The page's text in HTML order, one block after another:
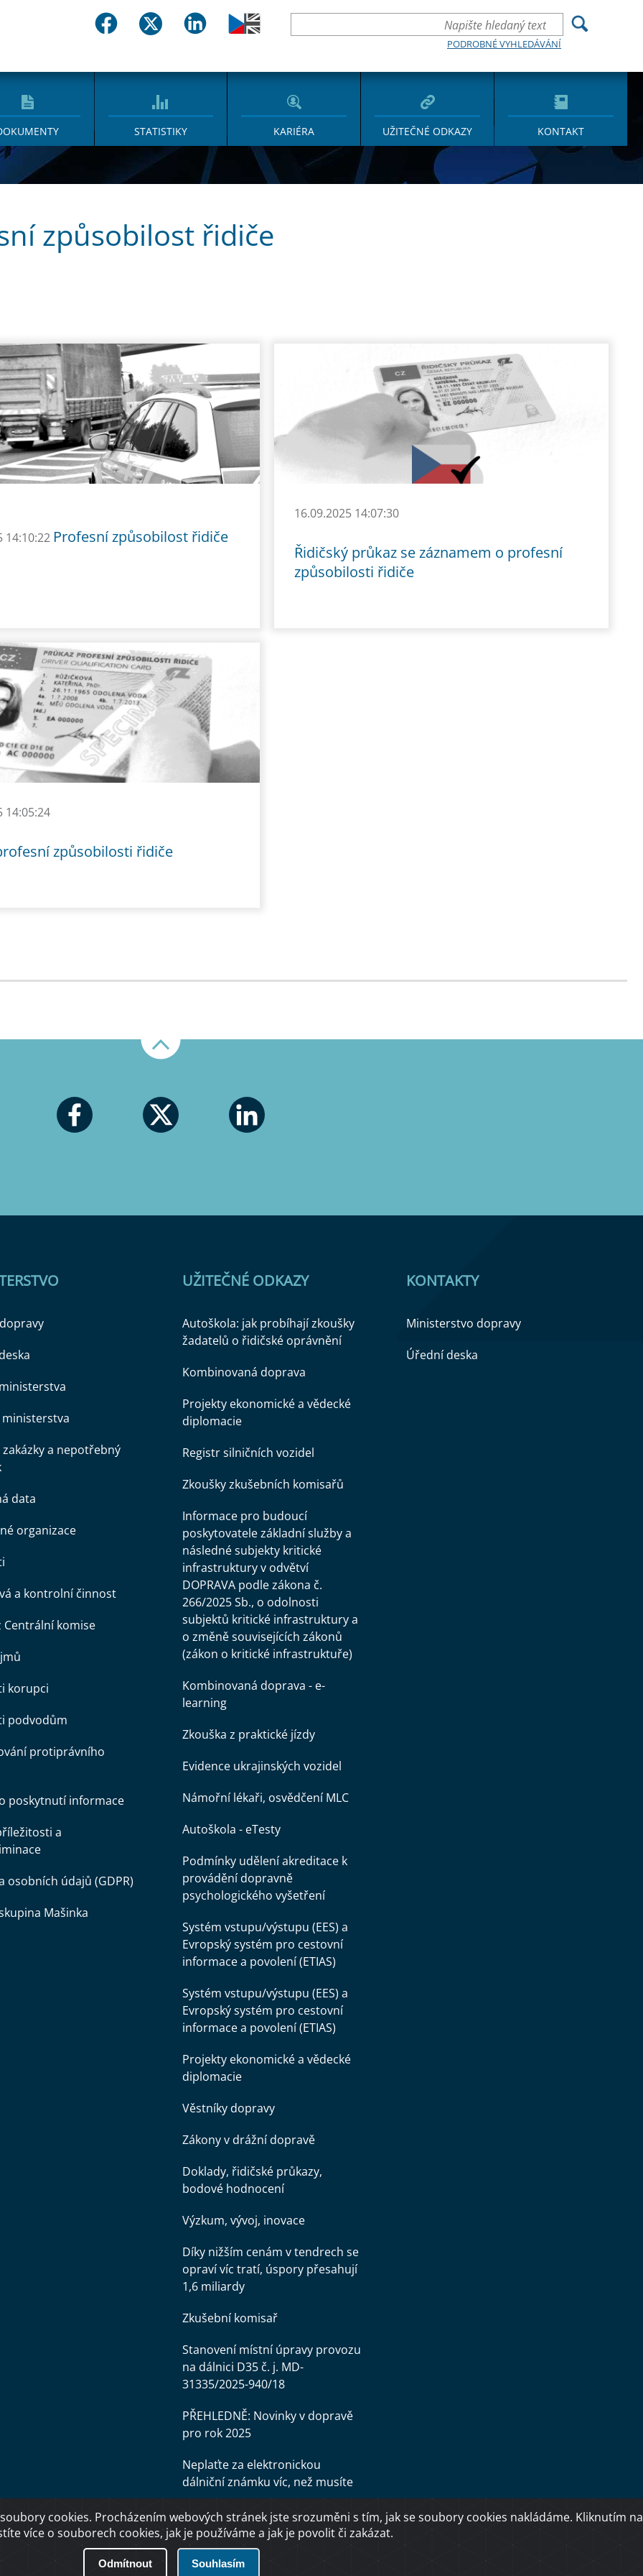
PODROBNÉ VYHLEDÁVÁNÍ
STATISTIKY KARIÉRA UŽITEČNÉ ODKAZY KONTAKT
způsobilost řidiče
14:10:22 Profesní způsobilost řidiče
16.09.2025 14:07:30
Řidičský průkaz se záznamem o profesní
způsobilosti řidiče
14:05:24
způsobilosti řidiče
a nepotřebný
data
organizace
a kontrolní činnost
Centrální komise
korupci
podvodům
protiprávního
poskytnutí informace
a
osobních údajů (GDPR)
Mašinka
UŽITEČNÉ ODKAZY
Autoškola: jak probíhají zkoušky
žadatelů o řidičské oprávnění
Kombinovaná doprava
Projekty ekonomické a vědecké
diplomacie
Registr silničních vozidel
Zkoušky zkušebních komisařů
Informace pro budoucí
poskytovatele základní služby a
následné subjekty kritické
infrastruktury v odvětví
DOPRAVA podle zákona č.
266/2025 Sb., o odolnosti
subjektů kritické infrastruktury a
o změně souvisejících zákonů
(zákon o kritické infrastruktuře)
Kombinovaná doprava - e-
learning
Zkouška z praktické jízdy
Evidence ukrajinských vozidel
Námořní lékaři, osvědčení MLC
Autoškola - eTesty
Podmínky udělení akreditace k
provádění dopravně
psychologického vyšetření
Systém vstupu/výstupu (EES) a
Evropský systém pro cestovní
informace a povolení (ETIAS)
Systém vstupu/výstupu (EES) a
Evropský systém pro cestovní
informace a povolení (ETIAS)
Projekty ekonomické a vědecké
diplomacie
Věstníky dopravy
Zákony v drážní dopravě
Doklady, řidičské průkazy,
bodové hodnocení
Výzkum, vývoj, inovace
Díky nižším cenám v tendrech se
opraví víc tratí, úspory přesahují
1,6 miliardy
Zkušební komisař
Stanovení místní úpravy provozu
na dálnici D35 č. j. MD-
31335/2025-940/18
PŘEHLEDNĚ: Novinky v dopravě
pro rok 2025
Neplaťte za elektronickou
dálniční známku víc, než musíte
KONTAKTY
Ministerstvo dopravy
Úřední deska
Copyright © 2026 Ministerstvo dopravy ČR
cookies. Procházením webových stránek jste srozuměni s tím, jak se soubory cookies nakládáme. Kliknutím na
více o souborech cookies, jak je používáme a jak je povolit či zakázat.
Odmítnout Souhlasím